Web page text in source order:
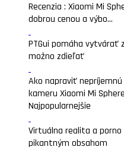
Recenzia : Xiaomi Mi
dobrou cenou a výbo...
PTGui pomáha
možno zdieľať
Ako napraviť
kameru Xiaomi Mi Sphere
Najpopularnejšie
Virtuálna realita a porno
pikantným obsahom